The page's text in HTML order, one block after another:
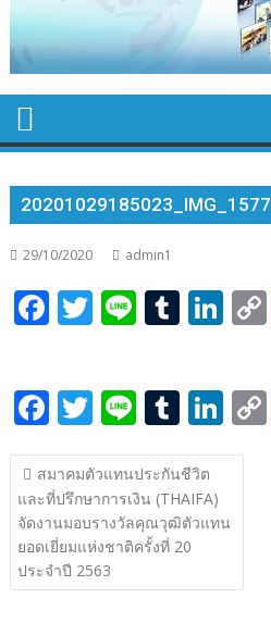
20201029185023_IMG_1577
29/10/2020 admin1
F
b
o
o
k
T
er
Li T
bl
r
Li
e
dI
F
ac
e
b
o
o
T
w
itt
er
Li
n
e
T
u
m
bl
r
Li
n
e
n
แนะแนว
เรื่อง
สมาคมตัวแทนประกันชีวิต
และที่ปรึกษาการเงิน (THAIFA)
จัดงานมอบรางวัลคุณวุฒิตัวแทน
ยอดเยี่ยมแห่งชาติครั้งที่ 20
ประจำปี 2563